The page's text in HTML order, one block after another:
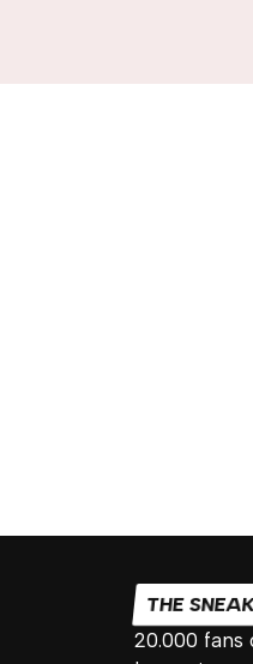
THE
20.000 fans